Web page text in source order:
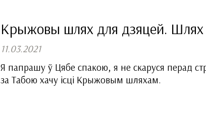
Крыжовы шлях для дзяцей. Шлях
11.03.2021
Я папрашу ў Цябе спакою, я не скаруся перад
за Табою хачу ісці Крыжовым шляхам.